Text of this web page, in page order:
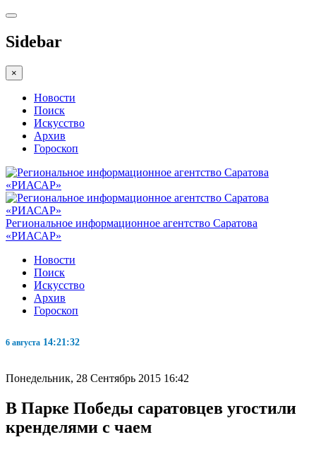
Sidebar
×
Новости
Поиск
Искусство
Архив
Гороскоп
Региональное информационное агентство Саратова
«РИАСАР»
Новости
Поиск
Искусство
Архив
Гороскоп
6 августа 14:21:32
Понедельник, 28 Сентябрь 2015 16:42
В Парке Победы саратовцев угостили
кренделями с чаем